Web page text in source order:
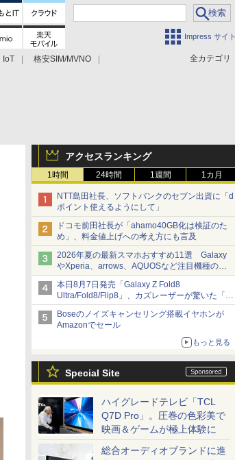
Impress サイト
全カテゴリ
IoT
格安SIM/MVNO
アクセスランキング
1時間 24時間 1週間 1カ月
NTT島田社長、ソフトバンクのセブン出資に「d
ポイント使えるようにして」
ドコモ前田社長が「ahamo40GB化は検証のた
め」、料金値上げへの考え方にも言及
2026年夏の最新スマホおすすめ11選 Galaxy
やXperia、arrows、AQUOSなど注目機種の特
徴は
本日8月7日発売「Galaxy Z Fold8
Ultra/Fold8/Flip8」、カズレーザーが驚いた「そ
ば屋のメニュー並みの薄さ」
Boseのノイズキャンセリング搭載イヤホンが
Amazonでセール
もっと見る
Special Site
ハイグレードテレビ「TCL
Q7D Pro」。圧巻の色彩美で
映画＆ゲームが極上体験に
総合オーディオブランドに進